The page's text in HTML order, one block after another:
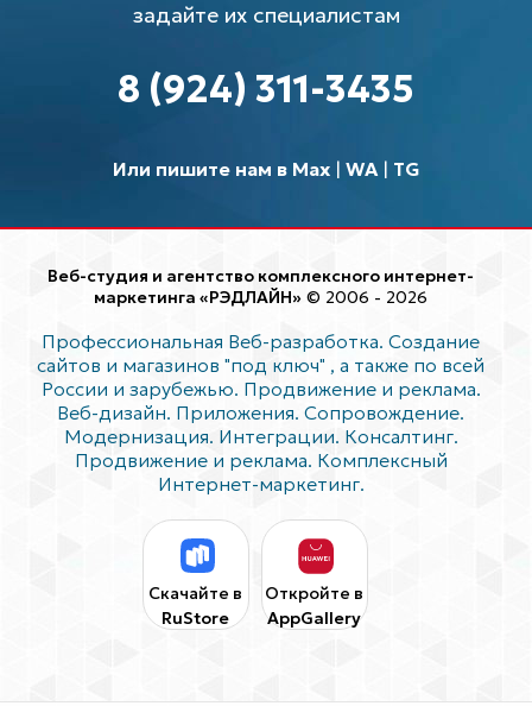
задайте их специалистам
8 (924) 311-3435
Или пишите нам в Max| WA| TG
Веб-студия и агентство комплексного интернет-
маркетинга «РЭДЛАЙН» © 2006 - 2026
Профессиональная Веб-разработка. Создание
сайтов и магазинов "под ключ" , а также по всей
России и зарубежью. Продвижение и реклама.
Веб-дизайн. Приложения. Сопровождение.
Модернизация. Интеграции. Консалтинг.
Продвижение и реклама. Комплексный
Интернет-маркетинг.
Скачайте в
RuStore
Откройте в
AppGallery